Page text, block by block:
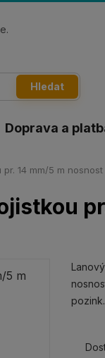
Doprava a
Hledat
14 mm/5 m
pozink.